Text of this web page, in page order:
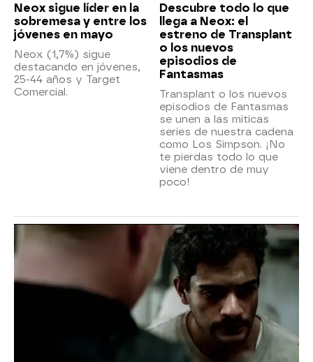
Neox sigue líder en la
sobremesa y entre los
jóvenes en mayo
Neox (1,7%) sigue
destacando en jóvenes,
25-44 años y Target
Comercial.
Descubre todo lo que
llega a Neox: el
estreno de Transplant
o los nuevos
episodios de
Fantasmas
Transplant o los nuevos
episodios de Fantasmas
se unen a las míticas
series de nuestra cadena
como Los Simpson. ¡No
te pierdas todo lo que
viene dentro de muy
poco!